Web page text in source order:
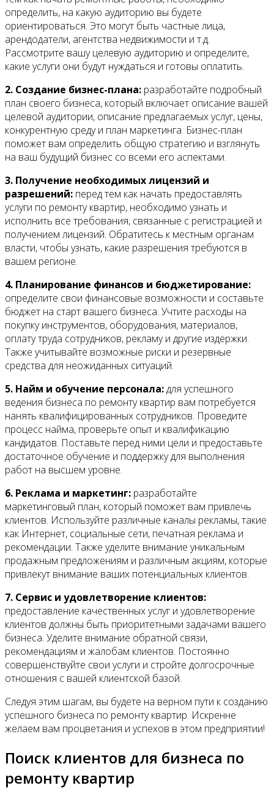
определить, на какую аудиторию вы будете
ориентироваться. Это могут быть частные лица,
арендодатели, агентства недвижимости и т.д.
Рассмотрите вашу целевую аудиторию и определите,
какие услуги они будут нуждаться и готовы оплатить.
2. Создание бизнес-плана: разработайте подробный
план своего бизнеса, который включает описание вашей
целевой аудитории, описание предлагаемых услуг, цены,
конкурентную среду и план маркетинга. Бизнес-план
поможет вам определить общую стратегию и взглянуть
на ваш будущий бизнес со всеми его аспектами.
3. Получение необходимых лицензий и
разрешений: перед тем как начать предоставлять
услуги по ремонту квартир, необходимо узнать и
исполнить все требования, связанные с регистрацией и
получением лицензий. Обратитесь к местным органам
власти, чтобы узнать, какие разрешения требуются в
вашем регионе.
4. Планирование финансов и бюджетирование:
определите свои финансовые возможности и составьте
бюджет на старт вашего бизнеса. Учтите расходы на
покупку инструментов, оборудования, материалов,
оплату труда сотрудников, рекламу и другие издержки.
Также учитывайте возможные риски и резервные
средства для неожиданных ситуаций.
5. Найм и обучение персонала:для успешного
ведения бизнеса по ремонту квартир вам потребуется
нанять квалифицированных сотрудников. Проведите
процесс найма, проверьте опыт и квалификацию
кандидатов. Поставьте перед ними цели и предоставьте
достаточное обучение и поддержку для выполнения
работ на высшем уровне.
6. Реклама и маркетинг: разработайте
маркетинговый план, который поможет вам привлечь
клиентов. Используйте различные каналы рекламы, такие
как Интернет, социальные сети, печатная реклама и
рекомендации. Также уделите внимание уникальным
продажным предложениям и различным акциям, которые
привлекут внимание ваших потенциальных клиентов.
7. Сервис и удовлетворение клиентов:
предоставление качественных услуг и удовлетворение
клиентов должны быть приоритетными задачами вашего
бизнеса. Уделите внимание обратной связи,
рекомендациям и жалобам клиентов. Постоянно
совершенствуйте свои услуги и стройте долгосрочные
отношения с вашей клиентской базой.
Следуя этим шагам, вы будете на верном пути к созданию
успешного бизнеса по ремонту квартир. Искренне
желаем вам процветания и успехов в этом предприятии!
Поиск клиентов для бизнеса по
ремонту квартир